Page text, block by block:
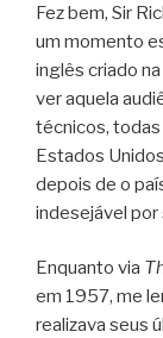
Fez bem, Sir
um momento
inglês criado
ver aquela
técnicos, todas
Estados
depois de o
indesejável
Enquanto via
em 1957, me
realizava seus